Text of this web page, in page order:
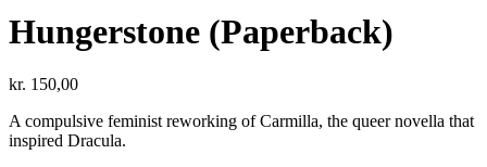
Hungerstone (Paperback)
kr. 150,00
A compulsive feminist reworking ofCarmilla, the queer novella that
inspired Dracula.